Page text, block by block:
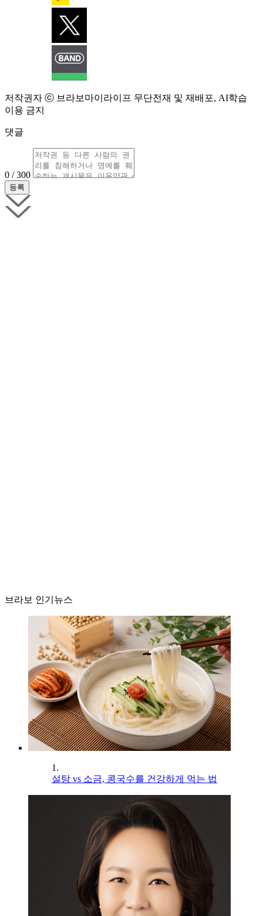
저작권자 ⓒ 브라보마이라이프 무단전재 및 재배포, AI학습
이용 금지
댓글
0 / 300
브라보 인기뉴스
1.
설탕 vs 소금, 콩국수를 건강하게 먹는 법